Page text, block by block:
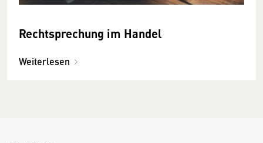
Rechtsprechung im Handel
Weiterlesen